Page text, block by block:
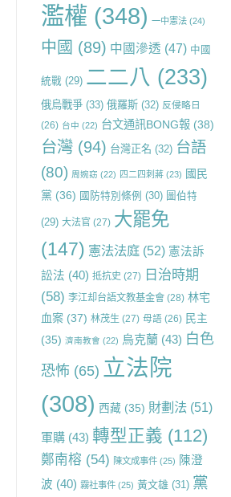
濫權 (348) 一中憲法(24)
中國 (89) 中國滲透 (47) 中國
統戰 (29) 二二八 (233)
俄烏戰爭(33) 俄羅斯(32) 反侵略日
(26) 台中 (22) 台文通訊BONG報(38)
台灣(94) 台灣正名 (32) 台語
(80) 周婉窈 (22) 四二四刺蔣(23) 國民
黨 (36) 國防特別條例 (30) 圖伯特
(29) 大法官(27) 大罷免
(147) 憲法法庭(52) 憲法訴
訟法 (40) 抵抗史 (27) 日治時期
(58) 李江却台語文教基金會(28) 林宅
血案(37) 林茂生 (27) 母語(26) 民主
(35) 濟南教會 (22) 烏克蘭(43) 白色
恐怖 (65) 立法院
(308) 西藏(35) 財劃法(51)
軍購(43) 轉型正義 (112)
鄭南榕 (54) 陳文成事件(25) 陳澄
波 (40) 霧社事件(25) 黃文雄(31) 黨